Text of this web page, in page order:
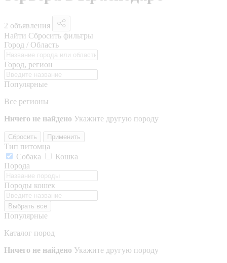
2 объявления
Найти Сбросить фильтры
Город / Область
Город, регион
Популярные
Все регионы
Ничего не найдено Укажите другую породу
Сбросить Применить
Тип питомца
Собака
Кошка
Порода
Породы кошек
Выбрать все
Популярные
Каталог пород
Ничего не найдено Укажите другую породу